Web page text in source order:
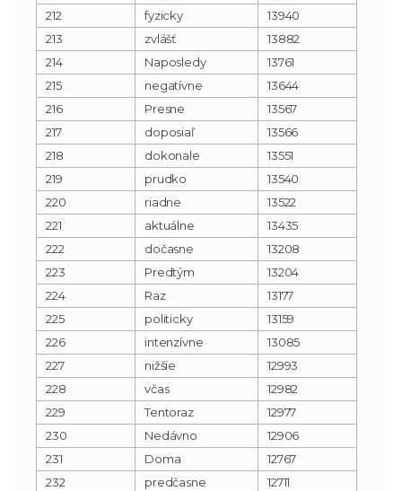
212
fyzicky
13940
213
zvlášť
13882
214
Naposledy
13761
215
negatívne
13644
216
Presne
13567
217
doposiaľ
13566
218
dokonale
13551
219
prudko
13540
220
riadne
13522
221
aktuálne
13435
222
dočasne
13208
223
Predtým
13204
224
Raz
13177
225
politicky
13159
226
intenzívne
13085
227
nižšie
12993
228
včas
12982
229
Tentoraz
12977
230
Nedávno
12906
231
Doma
12767
232
predčasne
12711